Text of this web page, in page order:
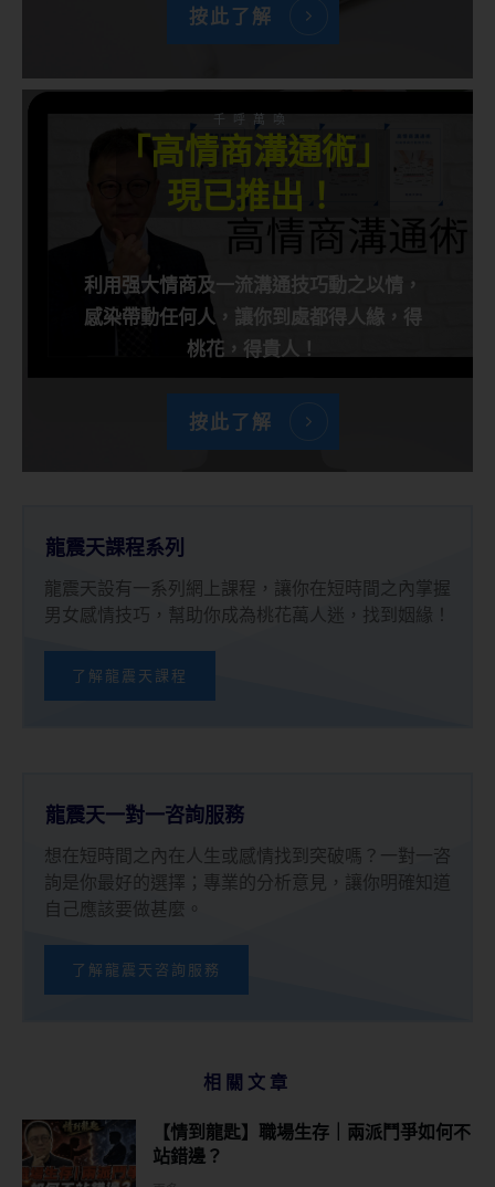
按此了解
千呼萬喚
「高情商溝通術」
現已推出！
利用强大情商及一流溝通技巧動之以情，
感染帶動任何人，讓你到處都得人緣，得
桃花，得貴人！
按此了解
龍震天課程系列
龍震天設有一系列網上課程，讓你在短時間之內掌握
男女感情技巧，幫助你成為桃花萬人迷，找到姻緣！
了解龍震天課程
龍震天一對一咨詢服務
想在短時間之內在人生或感情找到突破嗎？一對一咨
詢是你最好的選擇；專業的分析意見，讓你明確知道
自己應該要做甚麼。
了解龍震天咨詢服務
相關文章
【情到龍匙】職場生存｜兩派鬥爭如何不
站錯邊？